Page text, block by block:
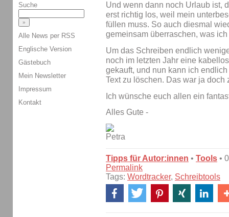
Und wenn dann noch Urlaub ist,
erst richtig los, weil mein
füllen muss. So auch diesmal
gemeinsam überraschen, was
Um das Schreiben endlich
noch im letzten Jahr eine
gekauft, und nun kann ich
Text zu löschen. Das war ja doch
Ich wünsche euch allen ein
Alles Gute -
Tipps für Autor:innen • Tools •
Permalink
Tags: Wordtracker, Schreibtools
Suche
Alle News per RSS
Englische Version
Gästebuch
Mein Newsletter
Impressum
Kontakt